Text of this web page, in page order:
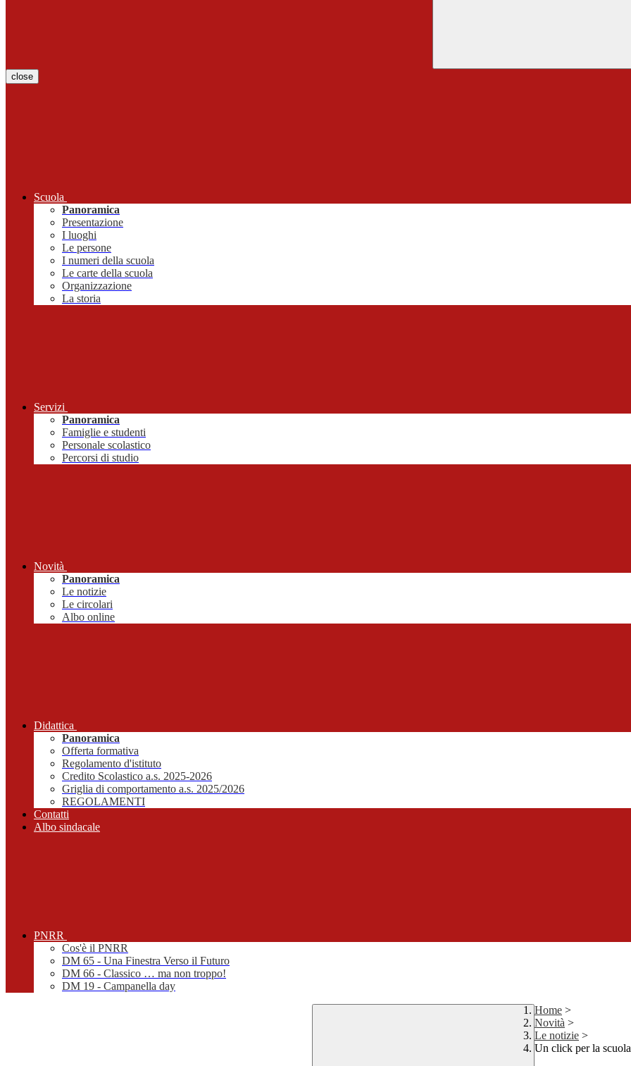
close
Scuola
Panoramica
Presentazione
I luoghi
Le persone
I numeri della scuola
Le carte della scuola
Organizzazione
La storia
Servizi
Panoramica
Famiglie e studenti
Personale scolastico
Percorsi di studio
Novità
Panoramica
Le notizie
Le circolari
Albo online
Didattica
Panoramica
Offerta formativa
Regolamento d'istituto
Credito Scolastico a.s. 2025-2026
Griglia di comportamento a.s. 2025/2026
REGOLAMENTI
Contatti
Albo sindacale
PNRR
Cos'è il PNRR
DM 65 - Una Finestra Verso il Futuro
DM 66 - Classico … ma non troppo!
DM 19 - Campanella day
Home >
Novità >
Le notizie >
Un click per la scuola